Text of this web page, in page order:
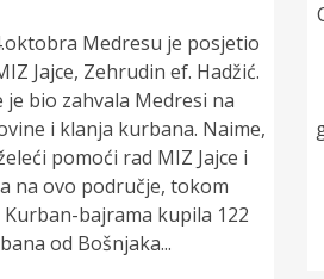
Medresu je posjetio
Jajce, Zehrudin ef. Hadžić.
je bio zahvala Medresi na
i klanja kurbana. Naime,
pomoći rad MIZ Jajce i
na ovo područje, tokom
bajrama kupila 122
od Bošnjaka...